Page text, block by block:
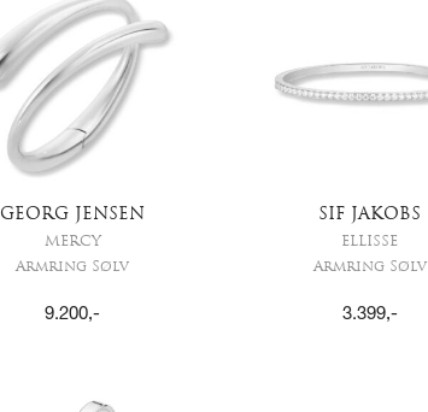
GEORG JENSEN
MERCY
Armring Sølv
9.200,-
SIF JAKOBS
ELLISSE
Armring Sølv
3.399,-